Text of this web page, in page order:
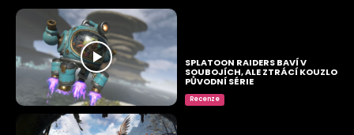
SPLATOON RAIDERS BAVÍ V
SOUBOJÍCH, ALE ZTRÁCÍ KOUZLO
PŮVODNÍ SÉRIE
Recenze